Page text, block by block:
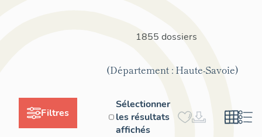
Filtres
1855 dossiers
(Département : Haute-Savoie)
Sélectionner
les résultats
affichés